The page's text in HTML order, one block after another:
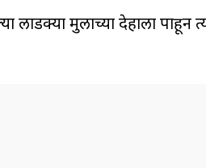
लाडक्या मुलाच्या देहाला पाहून